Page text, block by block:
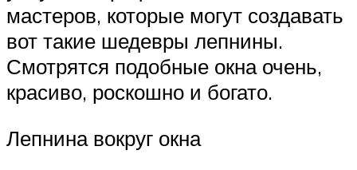
мастеров, которые могут создавать
вот такие шедевры лепнины.
Смотрятся подобные окна очень,
красиво, роскошно и богато.
Лепнина вокруг окна